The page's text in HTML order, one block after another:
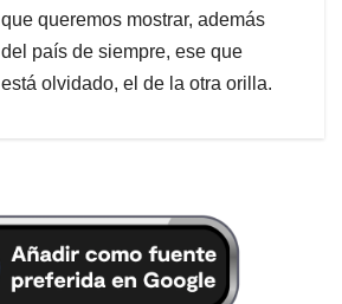
que queremos mostrar, además
del país de siempre, ese que
está olvidado, el de la otra orilla.